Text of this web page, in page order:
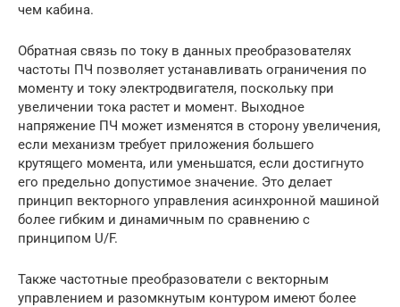
чем кабина.
Обратная связь по току в данных преобразователях
частоты ПЧ позволяет устанавливать ограничения по
моменту и току электродвигателя, поскольку при
увеличении тока растет и момент. Выходное
напряжение ПЧ может изменятся в сторону увеличения,
если механизм требует приложения большего
крутящего момента, или уменьшатся, если достигнуто
его предельно допустимое значение. Это делает
принцип векторного управления асинхронной машиной
более гибким и динамичным по сравнению с
принципом U/F.
Также частотные преобразователи с векторным
управлением и разомкнутым контуром имеют более